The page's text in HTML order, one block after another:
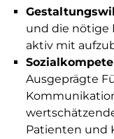
und die nötige
aktiv mit
Ausgeprägte
Patienten und